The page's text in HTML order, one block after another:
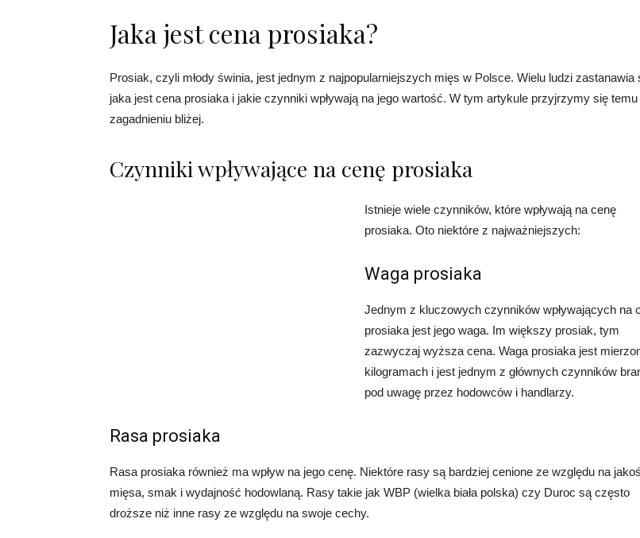
Jaka jest cena prosiaka?
Prosiak, czyli młody świnia, jest jednym z najpopularniejszych mięs w Polsce. Wielu ludzi zastanawia
jaka jest cena prosiaka i jakie czynniki wpływają na jego wartość. W tym artykule przyjrzymy się temu
zagadnieniu bliżej.
Czynniki wpływające na cenę prosiaka
Istnieje wiele czynników, które wpływają na cenę
prosiaka. Oto niektóre z najważniejszych:
Waga prosiaka
Jednym z kluczowych czynników wpływających na
prosiaka jest jego waga. Im większy prosiak, tym
zazwyczaj wyższa cena. Waga prosiaka jest
kilogramach i jest jednym z głównych czynników
pod uwagę przez hodowców i handlarzy.
Rasa prosiaka
Rasa prosiaka również ma wpływ na jego cenę. Niektóre rasy są bardziej cenione ze względu na
mięsa, smak i wydajność hodowlaną. Rasy takie jak WBP (wielka biała polska) czy Duroc są często
droższe niż inne rasy ze względu na swoje cechy.